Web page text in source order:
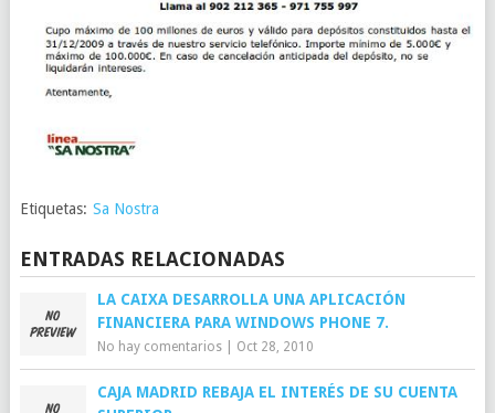
Etiquetas: Sa Nostra
ENTRADAS RELACIONADAS
LA CAIXA DESARROLLA UNA APLICACIÓN
FINANCIERA PARA WINDOWS PHONE 7.
No hay comentarios| Oct 28, 2010
CAJA MADRID REBAJA EL INTERÉS DE SU CUENTA